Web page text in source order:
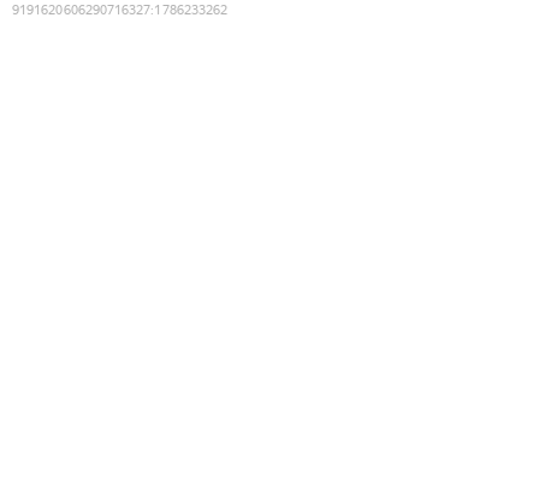
9191620606290716327:1786233262